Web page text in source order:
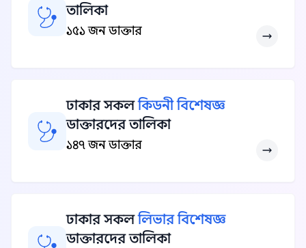
তালিকা
১৫১ জন ডাক্তার
ঢাকার সকলকিডনী বিশেষজ্ঞ
ডাক্তারদের তালিকা
১৪৭ জন ডাক্তার
ঢাকার সকললিভার বিশেষজ্ঞ
ডাক্তারদের তালিকা